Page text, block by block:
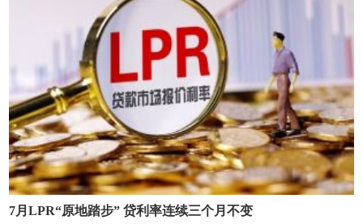
7月LPR“原地踏步” 贷利率连续三个月不变